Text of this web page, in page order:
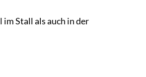
im Stall als auch in der